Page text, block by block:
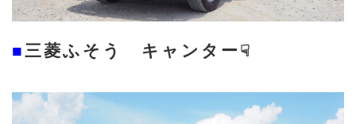
■三菱ふそう キャンター ☟